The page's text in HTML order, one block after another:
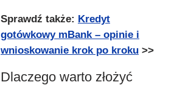
Sprawdź także: Kredyt
gotówkowy mBank – opinie i
wnioskowanie krok po kroku >>
Dlaczego warto złożyć